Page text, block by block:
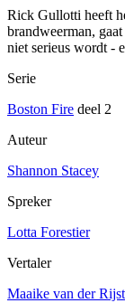
Rick Gullotti heeft
brandweerman,
niet serieus wordt -
Serie
Boston Fire deel 2
Auteur
Shannon Stacey
Spreker
Lotta Forestier
Vertaler
Maaike van der Rijst